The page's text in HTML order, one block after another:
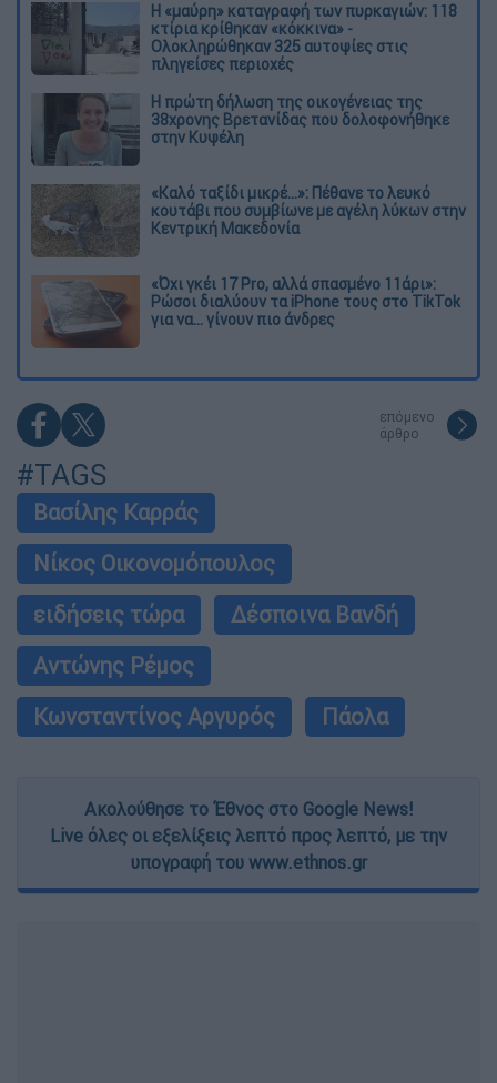
Η «μαύρη» καταγραφή των πυρκαγιών: 118
κτίρια κρίθηκαν «κόκκινα» -
Ολοκληρώθηκαν 325 αυτοψίες στις
πληγείσες περιοχές
Η πρώτη δήλωση της οικογένειας της
38χρονης Βρετανίδας που δολοφονήθηκε
στην Κυψέλη
«Καλό ταξίδι μικρέ...»: Πέθανε το λευκό
κουτάβι που συμβίωνε με αγέλη λύκων στην
Κεντρική Μακεδονία
«Όχι γκέι 17 Pro, αλλά σπασμένο 11άρι»:
Ρώσοι διαλύουν τα iPhone τους στο TikTok
για να... γίνουν πιο άνδρες
επόμενο
άρθρο
#TAGS
Βασίλης Καρράς
Νίκος Οικονομόπουλος
ειδήσεις τώρα
Δέσποινα Βανδή
Αντώνης Ρέμος
Κωνσταντίνος Αργυρός
Πάολα
Ακολούθησε το Έθνος στο Google News!
Live όλες οι εξελίξεις λεπτό προς λεπτό, με την
υπογραφή του www.ethnos.gr